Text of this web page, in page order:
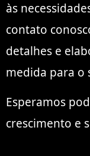
às
contato
detalhes e
medida para o
Esperamos
crescimento e